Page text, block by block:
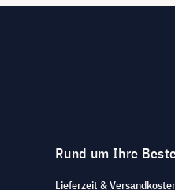
Rund um Ihre
Lieferzeit &